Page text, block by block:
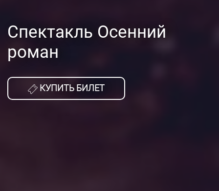
Спектакль Осенний
роман
КУПИТЬ БИЛЕТ